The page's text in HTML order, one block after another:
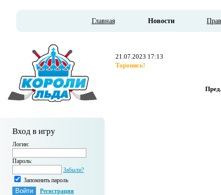
Главная Новости
Вход в игру
Логин:
Пароль:
Забыли?
Запомнить пароль
Регистрация
21.07.2023 17:13
Торопись!